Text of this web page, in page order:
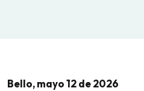
Bello, mayo 12 de 2026